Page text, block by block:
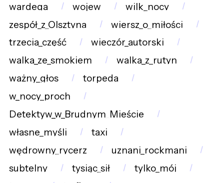
wardega
wojew
wilk_nocy
zespół_z_Olsztyna
wiersz_o_miłości
trzecia_część
wieczór_autorski
walka_ze_smokiem
walka_z_rutyn
ważny_głos
torpeda
w_nocy_proch
Detektyw_w_Brudnym_Mieście
własne_myśli
taxi
wędrowny_rycerz
uznani_rockmani
subtelny
tysiąc_sił
tylko_mój